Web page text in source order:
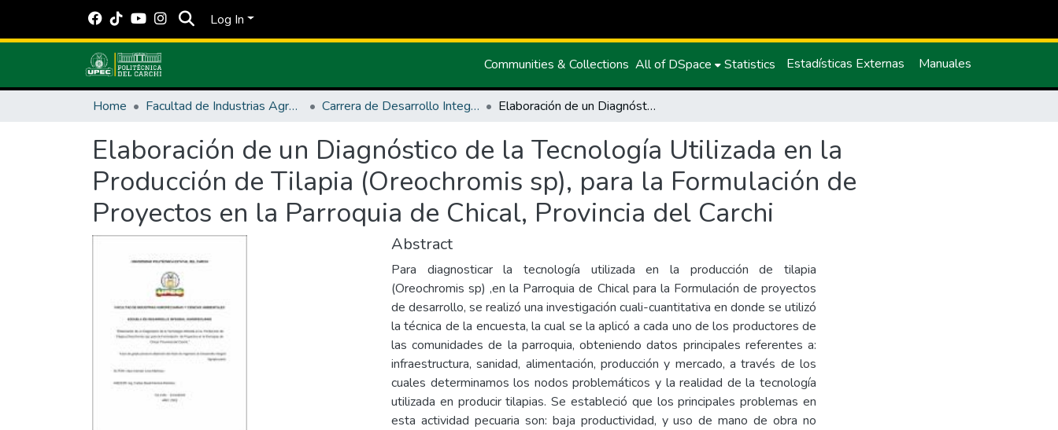
Log In
Communities & Collections All of DSpace Statistics Estadísticas Externas Manuales
Home Facultad de Industrias Agropecuarias y Ciencias Ambientales Carrera de Desarrollo Integral Agropecuario Elaboración de un Diagnóstico de la Tecnología Utilizada en la Producción de Tilapia (Oreochromis sp), para la Formulación de Proyectos en la Parroquia de Chical, Provincia del Carchi
Elaboración de un Diagnóstico de la Tecnología Utilizada en la
Producción de Tilapia (Oreochromis sp), para la Formulación de
Proyectos en la Parroquia de Chical, Provincia del Carchi
Abstract
Para diagnosticar la tecnología utilizada en la producción de tilapia
(Oreochromis sp) ,en la Parroquia de Chical para la Formulación de proyectos
de desarrollo, se realizó una investigación cuali-cuantitativa en donde se utilizó
la técnica de la encuesta, la cual se la aplicó a cada uno de los productores de
las comunidades de la parroquia, obteniendo datos principales referentes a:
infraestructura, sanidad, alimentación, producción y mercado, a través de los
cuales determinamos los nodos problemáticos y la realidad de la tecnología
utilizada en producir tilapias. Se estableció que los principales problemas en
esta actividad pecuaria son: baja productividad, y uso de mano de obra no